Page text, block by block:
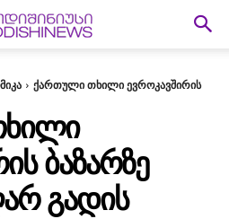
ქართული თხილი ევროკავშირის
ᲑᲐᲖᲐᲠᲖᲔ
ᲒᲐᲓᲘᲡ